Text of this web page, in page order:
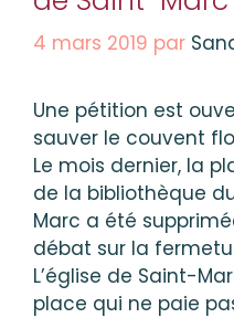
4 mars 2019 par
Une pétition est
sauver le couvent
Le mois dernier, la
de la bibliothèque
Marc a été
débat sur la
L’église de Saint-
place qui ne paie